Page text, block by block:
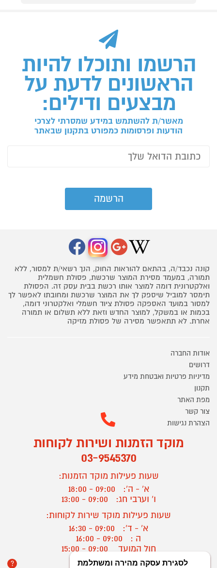
הרשמו ותוכלו להיות
הראשונים לדעת על
מבצעים ודילים:
מאשר/ת להשתמש במידע שמסרתי לצרכי
הודעות ופרסומות כמפורט בתקנון שבאתר
קונה נכבד/ה, בהתאם להוראות החוק, הנך רשאי/ת למסור, ללא
תמורה, במעמד מסירת המוצר שרכשת, פסולת חשמלית
ואלקטרונית דומה למוצר אותו רכשת בבית עסק זה. הפסולת
תימסר למוביל שיספק לך את המוצר שרכשת ומחובתו לאפשר לך
למסור במועד האספקה פסולת ציוד חשמלי ואלקטרוני דומה,
בכמות או במשקל, למוצר החדש וזאת ללא תשלום או תמורה
אחרת. לא תתאפשר מסירה של פסולת מזיקה
אודות החברה
דרושים
מדיניות פרטיות ואבטחת מידע
תקנון
מפת האתר
צור קשר
הצהרת נגישות
מוקד הזמנות ושירות לקוחות
03-9545370
שעות פעילות מוקד הזמנות:
א' - ה':
09:00 - 18:00
ו' וערבי חג:
09:00 - 13:00
שעות פעילות מוקד שירות לקוחות:
א' - ד':
09:00 - 16:30
ה :
09:00 - 16:00
חול המועד
? יצירת קשר/ביטול הזמנה